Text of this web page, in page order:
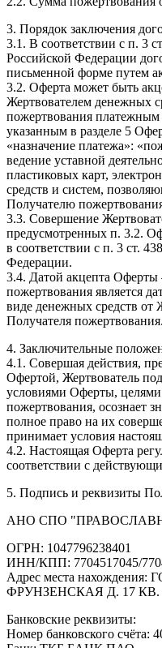
3. Порядок заключения
3.1. В соответствии с п. 3
Российской Федерации
письменной форме путем
3.2. Оферта может быть
Жертвователем денежных
пожертвования
указанным в разделе 5
«назначение платежа»:
ведение уставной
пластиковых карт,
средств и систем,
Получателю
3.3. Совершение
предусмотренных п. 3.2.
в соответствии с п. 3 ст.
Федерации.
3.4. Датой акцепта Оферты
пожертвования является
виде денежных средств от
Получателя пожертвования.
4. Заключительные
4.1. Совершая действия,
Офертой, Жертвователь
условиями Оферты, целями
пожертвования, осознает
полное право на их
принимает условия
4.2. Настоящая Оферта
соответствии с
5. Подпись и реквизиты
АНО СПО
ОГРН: 1047796238401
ИНН/КПП: 7704517045/
Адрес места
ФРУНЗЕНСКАЯ Д. 17 КВ.
Банковские реквизиты:
Номер банковского счёта: